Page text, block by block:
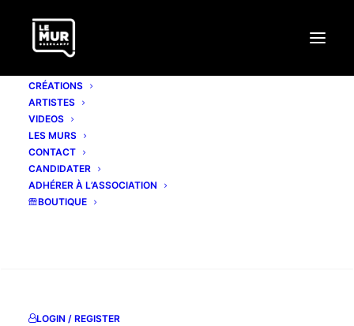
CRÉATIONS
ARTISTES
VIDEOS
LES MURS
CONTACT
CANDIDATER
ADHÉRER À L’ASSOCIATION
BOUTIQUE
LOGIN / REGISTER